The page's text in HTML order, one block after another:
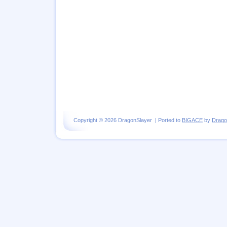
Copyright © 2026 DragonSlayer | Ported to BIGACE by